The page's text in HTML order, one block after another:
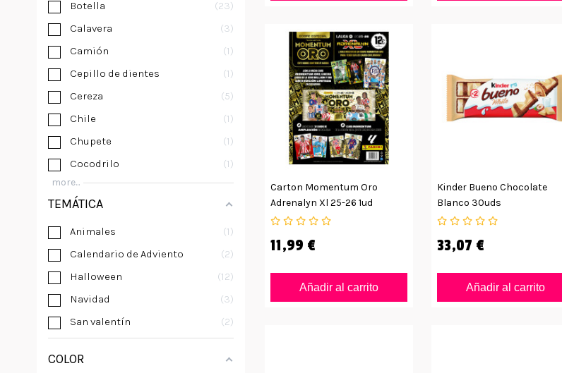
Botella
23
Calavera
3
Camión
1
Cepillo de dientes
1
Cereza
5
Chile
1
Chupete
1
Cocodrilo
1
more...
TEMÁTICA
Animales
1
Calendario de Adviento
2
Halloween
12
Navidad
3
San valentín
2
COLOR
Carton Momentum Oro
Adrenalyn Xl 25-26 1ud
11,99 €
Añadir al carrito
Kinder Bueno Chocolate
Blanco 30uds
33,07 €
Añadir al carrito